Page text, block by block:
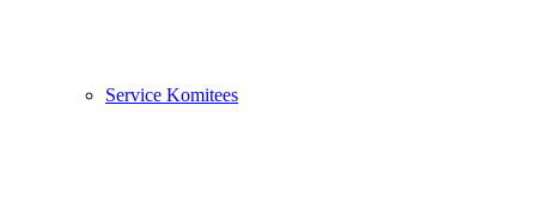
Service Komitees